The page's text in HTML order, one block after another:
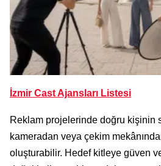
İzmir Cast Ajansları Listesi
Reklam projelerinde doğru kişinin
kameradan veya çekim
oluşturabilir. Hedef kitleye güven